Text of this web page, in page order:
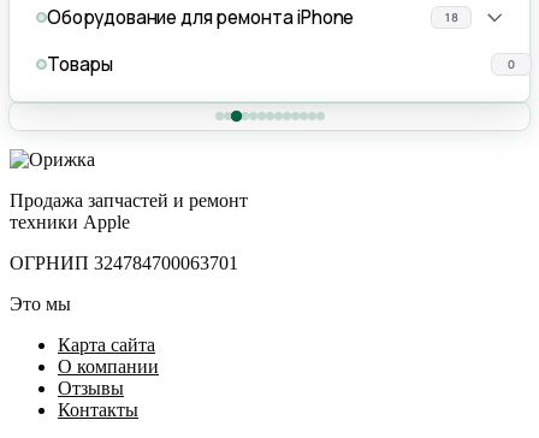
Оборудование для ремонта iPhone 18
Товары 0
Продажа запчастей и ремонт
техники Apple
ОГРНИП 324784700063701
Это мы
Карта сайта
О компании
Отзывы
Контакты